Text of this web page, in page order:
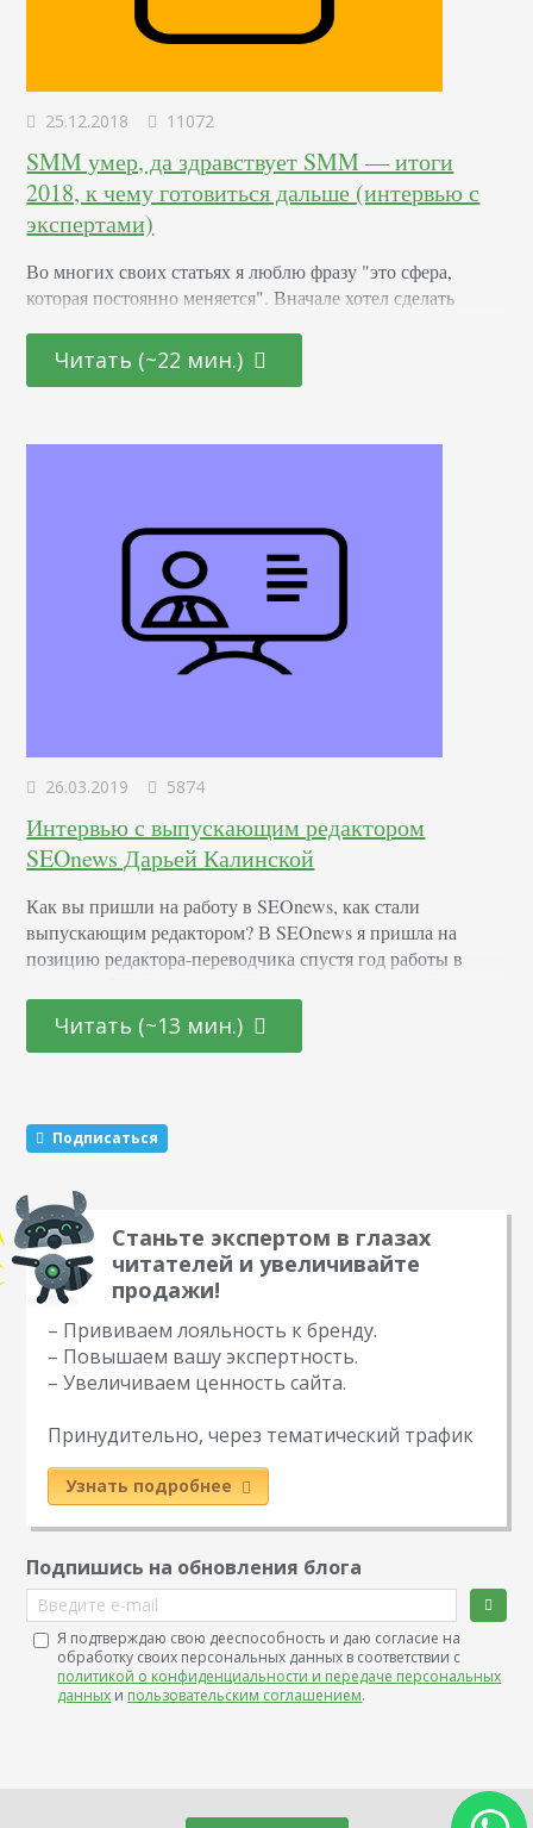
25.12.2018 11072
SMM умер, да здравствует SMM — итоги
2018, к чему готовиться дальше (интервью с
экспертами)
Во многих своих статьях я люблю фразу "это сфера,
которая постоянно меняется". Вначале хотел сделать
ужесточениях, лишениях, утратах, приобритениях, и
проч. Но затем решил спросить у экспертов, что могут
Читать (~22 мин.)
26.03.2019 5874
Интервью с выпускающим редактором
SEOnews Дарьей Калинской
Как вы пришли на работу в SEOnews, как стали
выпускающим редактором? В SEOnews я пришла на
позицию редактора-переводчика спустя год работы в
состояла в написании новостей, статей и обзоров с
отраслевых конференций. Через какое-то время мне
Читать (~13 мин.)
Подписаться
Станьте экспертом в глазах
читателей и увеличивайте
продажи!
– Прививаем лояльность к бренду.
– Повышаем вашу экспертность.
– Увеличиваем ценность сайта.
Принудительно, через тематический трафик
Узнать подробнее
Подпишись на обновления блога
Введите e-mail
Я подтверждаю свою дееспособность и даю согласие на
обработку своих персональных данных в соответствии с
политикой о конфиденциальности и передаче персональных
данных и пользовательским соглашением.